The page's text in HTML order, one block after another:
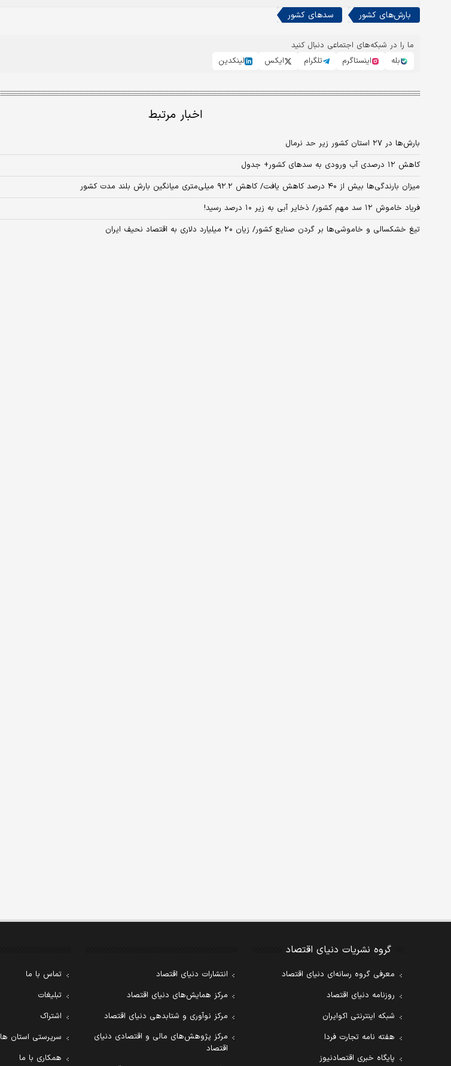
بارش‌های کشور سدهای کشور
ما را در شبکه‌های اجتماعی دنبال کنید
بله
اینستاگرم تلگرام ایکس لینکدین
اخبار مرتبط
بارش‌ها در ۲۷ استان کشور زیر حد نرمال
کاهش ۱۲ درصدی آب ورودی به سدهای کشور+ جدول
میزان بارندگی‌ها بیش از ۴۰ درصد کاهش یافت/ کاهش ۹۲.۲ میلی‌متری میانگین بارش بلند مدت کشور
فریاد خاموش ۱۲ سد مهم کشور/ ذخایر آبی به زیر ۱۰ درصد رسید!
تیغ خشکسالی و خاموشی‌ها بر گردن صنایع کشور/ زیان ۲۰ میلیارد دلاری به اقتصاد نحیف ایران
گروه نشریات دنیای اقتصاد
معرفی گروه رسانه‌ای دنیای اقتصاد
روزنامه دنیای اقتصاد
شبکه اینترنتی اکوایران
هفته نامه تجارت فردا
پایگاه خبری اقتصادنیوز
انتشارات دنیای اقتصاد
مرکز همایش‌های دنیای اقتصاد
مرکز نوآوری و شتابدهی دنیای اقتصاد
مرکز پژوهش‌های مالی و اقتصادی دنیای
اقتصاد
تماس با ما
تبلیغات
اشتراک
سرپرستی استان ها
همکاری با ما